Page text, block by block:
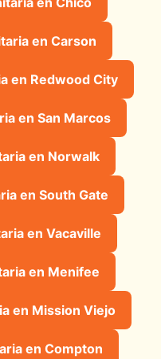
en Carson
en Redwood City
en San Marcos
en Norwalk
en South Gate
en Vacaville
en Menifee
en Mission Viejo
en Compton